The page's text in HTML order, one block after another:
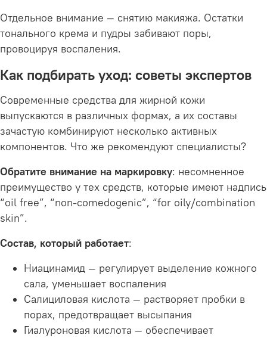
Отдельное внимание — снятию макияжа. Остатки
тонального крема и пудры забивают поры,
провоцируя воспаления.
Как подбирать уход: советы экспертов
Современные средства для жирной кожи
выпускаются в различных формах, а их составы
зачастую комбинируют несколько активных
компонентов. Что же рекомендуют специалисты?
Обратите внимание на маркировку: несомненное
преимущество у тех средств, которые имеют надпись
“oil free”, “non-comedogenic”, “for oily/combination
skin”.
Состав, который работает:
Ниацинамид — регулирует выделение кожного
сала, уменьшает воспаления
Салициловая кислота — растворяет пробки в
порах, предотвращает высыпания
Гиалуроновая кислота — обеспечивает